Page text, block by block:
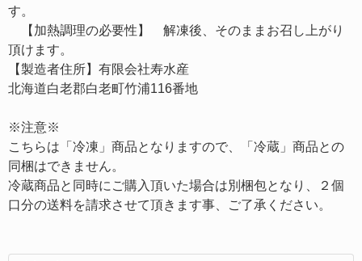
す。
【加熱調理の必要性】 解凍後、そのままお召し上がり
頂けます。
【製造者住所】有限会社寿水産
北海道白老郡白老町竹浦116番地
※注意※
こちらは「冷凍」商品となりますので、「冷蔵」商品との
同梱はできません。
冷蔵商品と同時にご購入頂いた場合は別梱包となり、２個
口分の送料を請求させて頂きます事、ご了承ください。